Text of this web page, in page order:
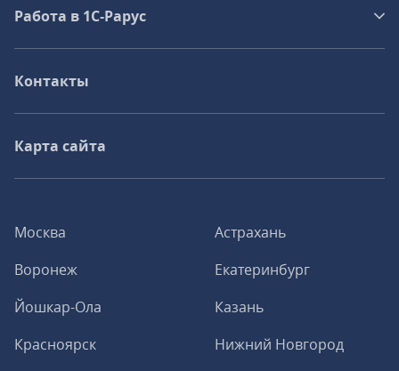
Москва
Астрахань
Воронеж
Екатеринбург
Йошкар-Ола
Казань
Красноярск
Нижний Новгород
Работа в 1С‑Рарус
Контакты
Карта сайта